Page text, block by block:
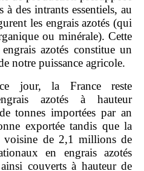
à des intrants essentiels, au
les engrais azotés (qui
ou minérale). Cette
azotés constitue un
notre puissance agricole.
jour, la France reste
azotés à hauteur
tonnes importées par an
exportée tandis que la
voisine de 2,1 millions de
en engrais azotés
couverts à hauteur de